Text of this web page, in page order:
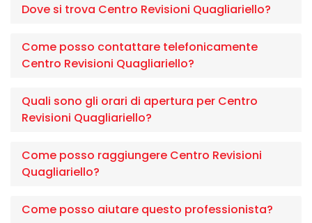
Dove si trova Centro Revisioni Quagliariello?
Come posso contattare telefonicamente
Centro Revisioni Quagliariello?
Quali sono gli orari di apertura per Centro
Revisioni Quagliariello?
Come posso raggiungere Centro Revisioni
Quagliariello?
Come posso aiutare questo professionista?